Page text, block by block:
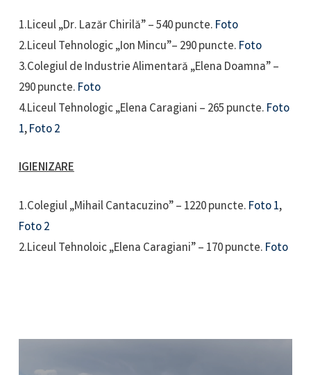
1.Liceul „Dr. Lazăr Chirilă” – 540 puncte. Foto
2.Liceul Tehnologic „Ion Mincu”– 290 puncte. Foto
3.Colegiul de Industrie Alimentară „Elena Doamna” –
290 puncte. Foto
4.Liceul Tehnologic „Elena Caragiani – 265 puncte. Foto
1,Foto 2
IGIENIZARE
1.Colegiul „Mihail Cantacuzino” – 1220 puncte. Foto 1,
Foto 2
2.Liceul Tehnoloic „Elena Caragiani” – 170 puncte. Foto